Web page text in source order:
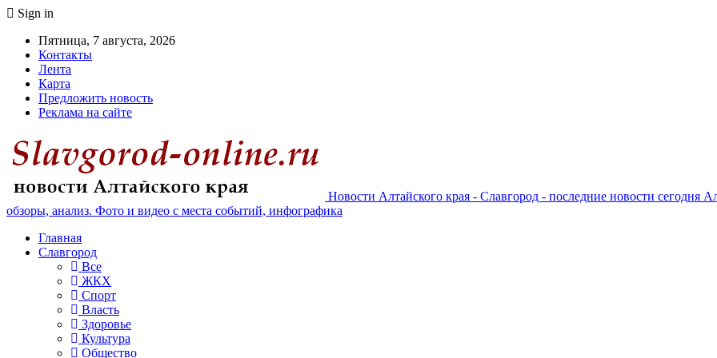
Sign in
Пятница, 7 августа, 2026
Контакты
Лента
Карта
Предложить новость
Реклама на сайте
Новости Алтайского края - Славгород - последние новости сегодня
обзоры, анализ. Фото и видео с места событий, инфографика
Главная
Славгород
Все
ЖКХ
Спорт
Власть
Здоровье
Культура
Общество